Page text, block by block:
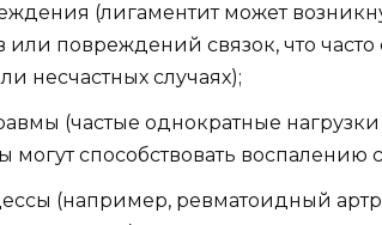
(лигаментит может
повреждений связок, что часто
несчастных случаях);
(частые однократные
могут способствовать воспалению
(например, ревматоидный